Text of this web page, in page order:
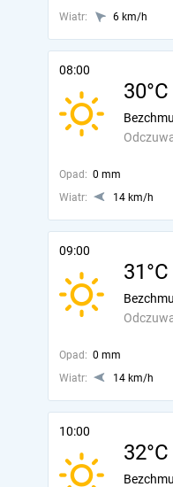
Wiatr: 6 km/h
08:00
30°C
Opad: 0 mm
Wiatr:
14 km/h
09:00
31°C
Opad: 0 mm
Wiatr:
14 km/h
10:00
32°C